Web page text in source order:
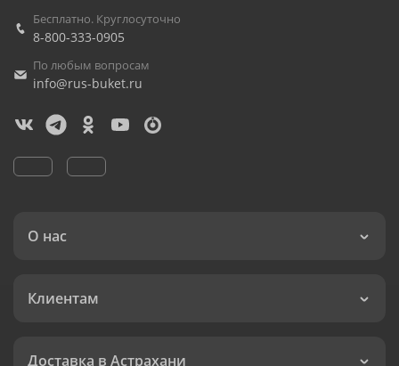
Бесплатно. Круглосуточно
8-800-333-0905
По любым вопросам
info@rus-buket.ru
О нас
Клиентам
Доставка в Астрахани